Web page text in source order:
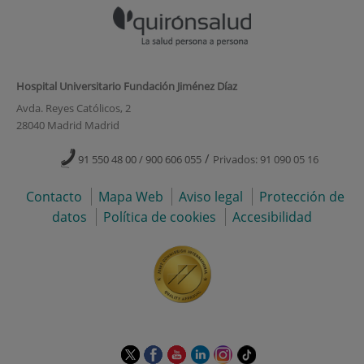
Hospital Universitario Fundación Jiménez Díaz
Avda. Reyes Católicos, 2
28040 Madrid Madrid
91 550 48 00 / 900 606 055 / Privados: 91 090 05 16
Contacto Mapa Web Aviso legal
Protección de
datos
Política de cookies Accesibilidad
EsteEsteEsteEsteEsteEnlace